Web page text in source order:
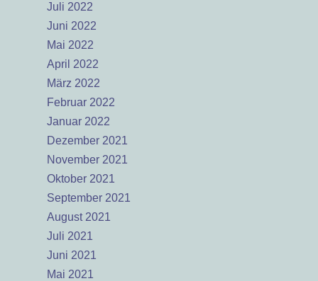
Juli 2022
Juni 2022
Mai 2022
April 2022
März 2022
Februar 2022
Januar 2022
Dezember 2021
November 2021
Oktober 2021
September 2021
August 2021
Juli 2021
Juni 2021
Mai 2021